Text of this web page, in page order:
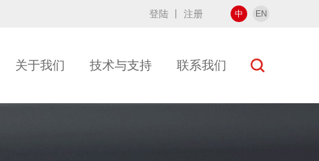
中 EN
登陆 注册
关于我们 技术与支持 联系我们